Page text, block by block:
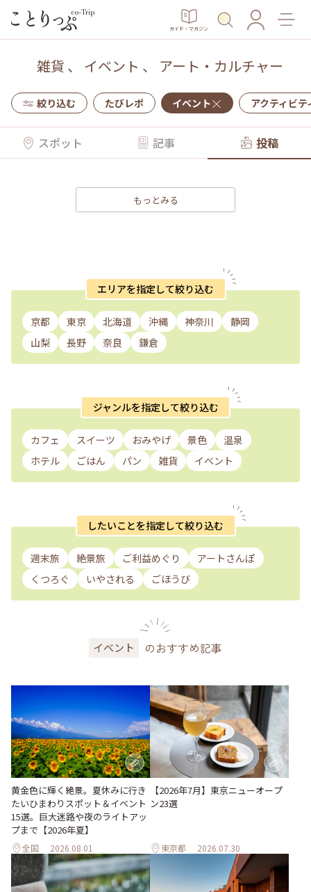
ガイド・マガジン
雑貨 、 イベント 、 アート・カルチャー
絞り込む たびレポ イベント アクティビテ
スポット 記事 投稿
もっとみる
エリアを指定して絞り込む
京都 東京 北海道 沖縄 神奈川
静岡
山梨
長野 奈良 鎌倉
ジャンルを指定して絞り込む
カフェ スイーツ おみやげ 景色
温泉
ホテル
ごはん パン 雑貨 イベント
したいことを指定して絞り込む
週末旅 絶景旅 ご利益めぐり
アートさんぽ
くつろぐ
いやされる ごほうび
イベント のおすすめ記事
黄金色に輝く絶景。夏休みに行き
たいひまわりスポット＆イベント
15選。巨大迷路や夜のライトアッ
プまで【2026年夏】
全国 2026.08.01
【2026年7月】東京ニューオープ
ン23選
東京都 2026.07.30